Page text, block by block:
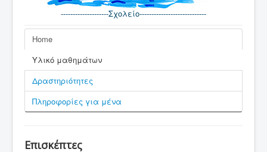
--------------------Σχολείο----------------------------
Home
Υλικό μαθημάτων
Δραστηριότητες
Πληροφορίες για μένα
Επισκέπτες